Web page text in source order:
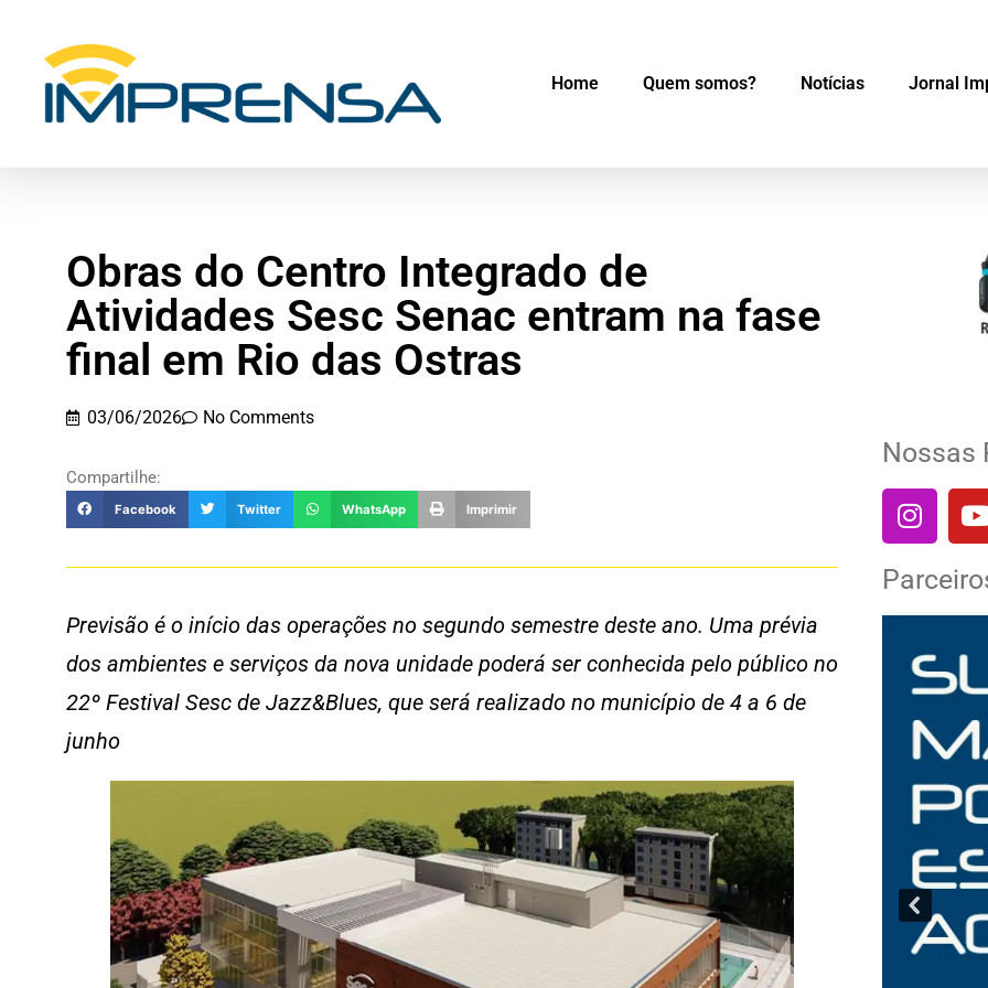
Home Quem somos? Notícias Jornal
Obras do Centro Integrado de
Atividades Sesc Senac entram na fase
final em Rio das Ostras
03/06/2026 No Comments
Compartilhe:
Facebook Twitter WhatsApp Imprimir
Previsão é o início das operações no segundo semestre deste ano. Uma prévia
dos ambientes e serviços da nova unidade poderá ser conhecida pelo público no
22º Festival Sesc de Jazz&Blues, que será realizado no município de 4 a 6 de
junho
Nossas